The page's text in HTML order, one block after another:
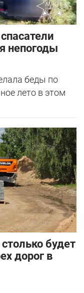
непогоды
беды по
лето в этом
будет
дорог в